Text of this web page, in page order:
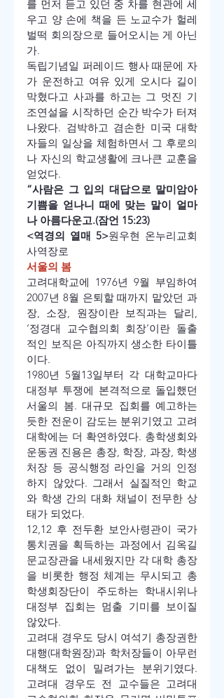
를 먼저 듣고 있던 중 차를 현관에 세
우고 양 손에 책을 든 노교수가 헐레
벌떡 회의장으로 들어오시는 게 아닌
가.
독립기념일 퍼레이드 행사 때문에 자
가 운전하고 여유 있게 오시다 길이
막혔다고 사과를 하고는 그 멋진 기
조연설을 시작하던 순간 박수가 터져
나왔다. 검박하고 겸손한 미국 대학
자들의 일상을 체험하면서 그 후로의
나 자신의 학교생활에 크나큰 교훈을
얻었다.
“사람은 그 입의 대답으로 말미암아
기쁨을 얻나니 때에 맞는 말이 얼마
나 아름다운고.(잠언 15:23)
<역경의 열매 5>원우현 온누리교회
사역장로
서울의 봄
고려대학교에 1976년 9월 부임하여
2007년 8월 은퇴할 때까지 맡았던 과
장, 소장, 원장이란 보직과는 달리,
‘정경대 교수협의회 회장’이란 돌출
적인 보직은 아직까지 생소한 타이틀
이다.
1980년 5월13일부터 각 대학교마다
대정부 투쟁에 본격적으로 돌입했던
서울의 봄. 대규모 집회를 예고하는
듯한 전운이 감도는 분위기였고 고려
대학에는 더 확연하였다. 총학생회와
운동권 진용은 총장, 학장, 과장, 학생
처장 등 공식행정 라인을 거의 인정
하지 않았다. 그래서 실질적인 학교
와 학생 간의 대화 채널이 전무한 상
태가 되었다.
12,12 후 전두환 보안사령관이 국가
통치권을 획득하는 과정에서 김옥길
문교장관을 내세웠지만 각 대학 총장
을 비롯한 행정 체계는 무시되고 총
학생회장단이 주도하는 학내시위나
대정부 집회는 멈출 기미를 보이질
않았다.
고려대 경우도 당시 여석기 총장권한
대행(대학원장)과 학처장들이 아무런
대책도 없이 밀려가는 분위기였다.
고려대 경우도 전 교수들은 고려대